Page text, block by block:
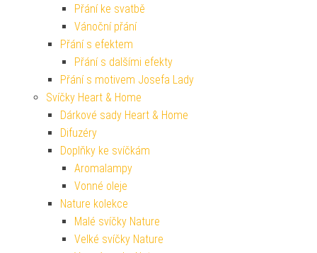
Přání ke svatbě
Vánoční přání
Přání s efektem
Přání s dalšími efekty
Přání s motivem Josefa Lady
Svíčky Heart & Home
Dárkové sady Heart & Home
Difuzéry
Doplňky ke svíčkám
Aromalampy
Vonné oleje
Nature kolekce
Malé svíčky Nature
Velké svíčky Nature